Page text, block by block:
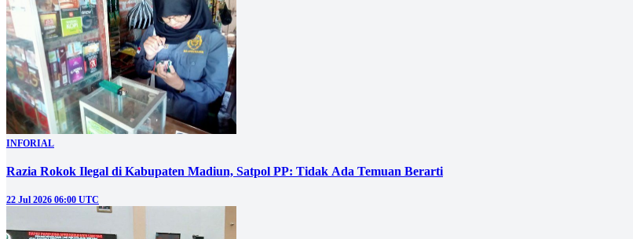
INFORIAL
Razia Rokok Ilegal di Kabupaten Madiun, Satpol PP: Tidak Ada Temuan Berarti
22 Jul 2026 06:00 UTC